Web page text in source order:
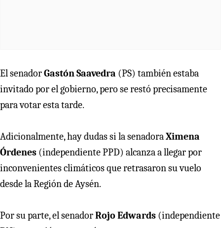
El senadorGastón Saavedra (PS) también estaba
invitado por el gobierno, pero se restó precisamente
para votar esta tarde.
Adicionalmente, hay dudas si la senadoraXimena
Órdenes (independiente PPD) alcanza a llegar por
inconvenientes climáticos que retrasaron su vuelo
desde la Región de Aysén.
Por su parte, el senadorRojo Edwards (independiente